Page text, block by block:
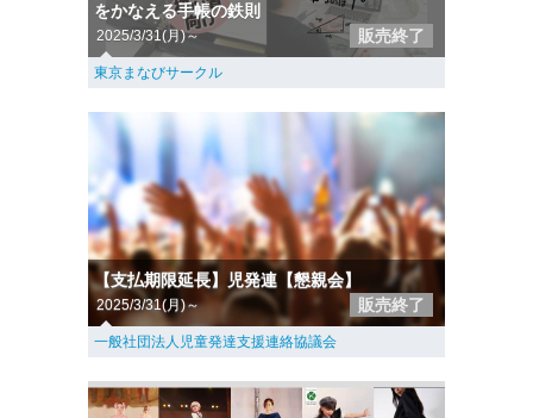
をかなえる手帳の鉄則
2025/3/31(月)～ 販売終了
東京まなびサークル
【支払期限延長】児発連【懇親会】
2025/3/31(月)～ 販売終了
一般社団法人児童発達支援連絡協議会